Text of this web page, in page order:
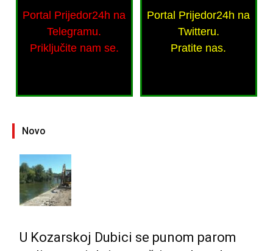
Portal Prijedor24h na
Telegramu.
Priključite nam se.
Portal Prijedor24h na
Twitteru.
Pratite nas.
Novo
U Kozarskoj Dubici se punom parom